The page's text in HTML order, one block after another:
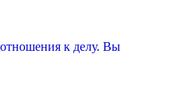
отношения к делу. Вы